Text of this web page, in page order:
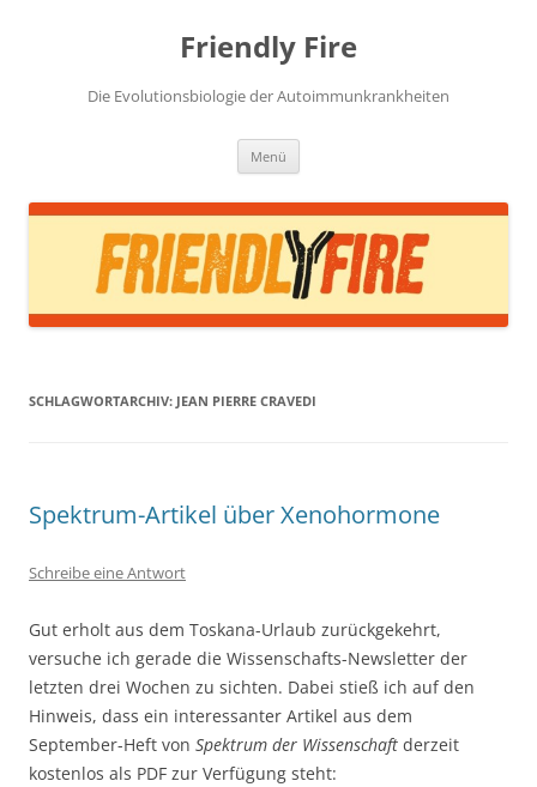
Friendly Fire
Die Evolutionsbiologie der Autoimmunkrankheiten
Menü
SCHLAGWORTARCHIV: JEAN PIERRE CRAVEDI
Spektrum-Artikel über Xenohormone
Schreibe eine Antwort
Gut erholt aus dem Toskana-Urlaub zurückgekehrt,
versuche ich gerade die Wissenschafts-Newsletter der
letzten drei Wochen zu sichten. Dabei stieß ich auf den
Hinweis, dass ein interessanter Artikel aus dem
September-Heft von Spektrum der Wissenschaft derzeit
kostenlos als PDF zur Verfügung steht: